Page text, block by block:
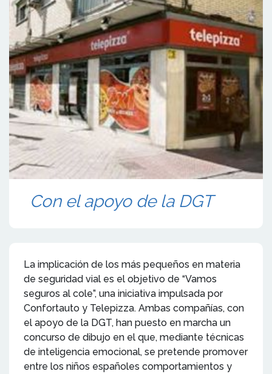
Con el apoyo de la DGT
La implicación de los más pequeños en materia
de seguridad vial es el objetivo de “Vamos
seguros al cole”, una iniciativa impulsada por
Confortauto y Telepizza. Ambas compañías, con
el apoyo de la DGT, han puesto en marcha un
concurso de dibujo en el que, mediante técnicas
de inteligencia emocional, se pretende promover
entre los niños españoles comportamientos y